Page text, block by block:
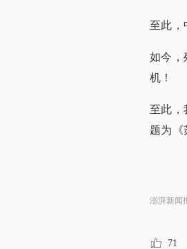
至此，
如今，
机！
至此，
题为《
澎湃新闻
71